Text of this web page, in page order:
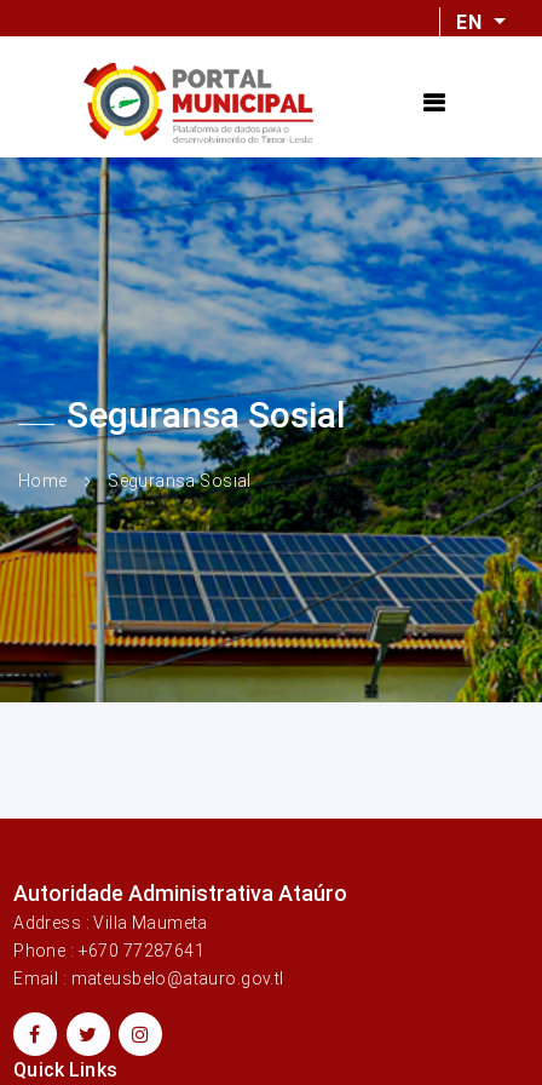
EN
Seguransa Sosial
Home Seguransa Sosial
Autoridade Administrativa Ataúro
Address : Villa Maumeta
Phone : +670 77287641
Email : mateusbelo@atauro.gov.tl
Quick Links